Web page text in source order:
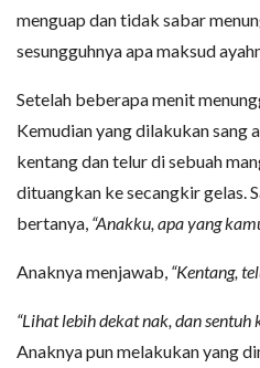
menguap dan tidak sabar
sesungguhnya apa maksud
Setelah beberapa menit
Kemudian yang dilakukan sang
kentang dan telur di sebuah
dituangkan ke secangkir gelas.
bertanya, “Anakku, apa yang
Anaknya menjawab, “Kentang,
“Lihat lebih dekat nak, dan sentuh
Anaknya pun melakukan yang